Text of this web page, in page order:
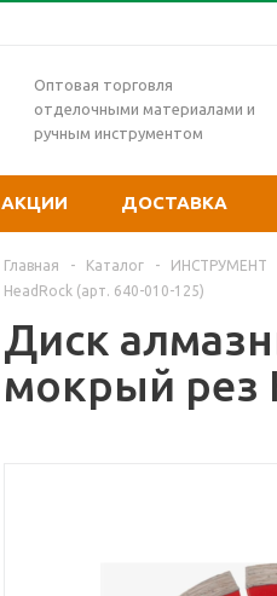
Оптовая торговля
отделочными материалами и
ручным инструментом
АКЦИИ ДОСТАВКА
Главная - Каталог - ИНСТРУМЕНТ
HeadRock (арт. 640-010-125)
Диск
мокрый рез